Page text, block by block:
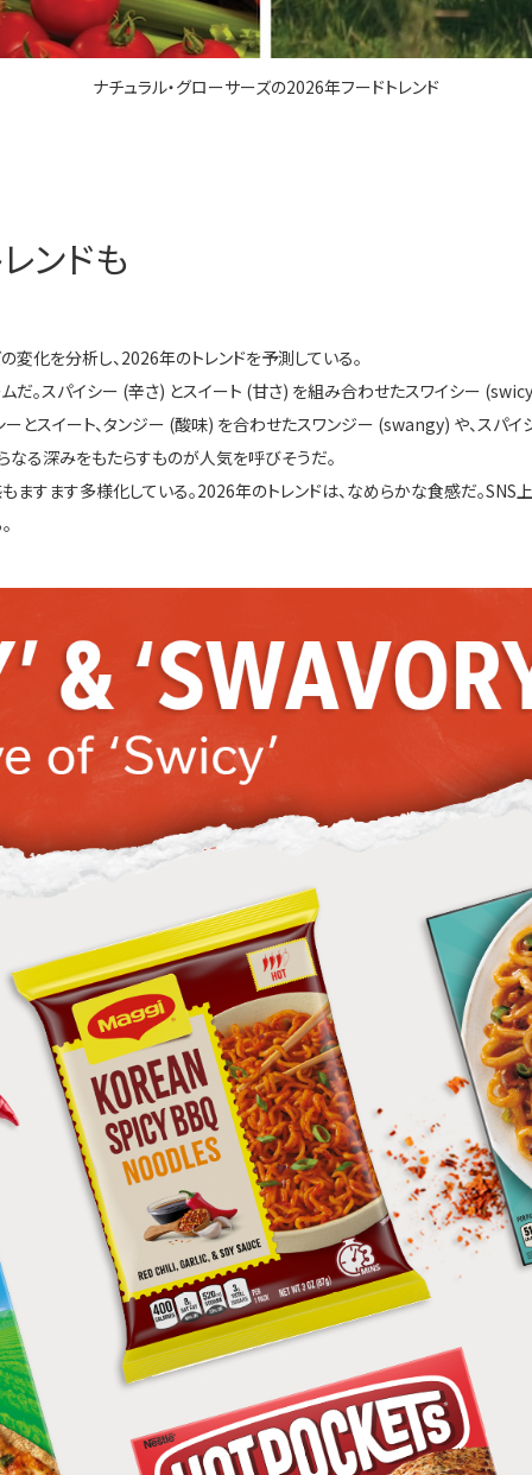
ナチュラル・グローサーズの2026年フードトレンド
ンドも
化を分析し、2026年のトレンドを予測している。
だ。スパイシー (辛さ) とスイート (甘さ) を組み合わせたスワイシー
とスイート、タンジー (酸味) を合わせたスワンジー (swangy) や、スパイ
る深みをもたらすものが人気を呼びそうだ。
すます多様化している。2026年のトレンドは、なめらかな食感だ。SNS